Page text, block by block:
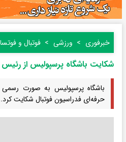
خبرفوری ورزشی فوتبال و
شکایت باشگاه پرسپولیس از
باشگاه پرسپولیس به صورت
حرفه‌ای فدراسیون فوتبال شکایت کرد.